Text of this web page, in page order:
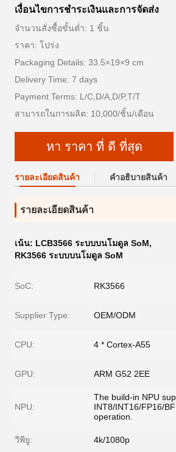
เงื่อนไขการชําระเงินและการจัดส่ง
จำนวนสั่งซื้อขั้นต่ำ: 1 ชิ้น
ราคา: โปร่ง
Packaging Details: 33.5×19×9 cm
Delivery Time: 7 days
Payment Terms: L/C,D/A,D/P,T/T
สามารถในการผลิต: 10,000/ชิ้น/เดือน
หา ราคา ที่ ดี ที่สุด
รายละเอียดสินค้า คําอธิบายสินค้า
รายละเอียดสินค้า
เน้น: LCB3566 ระบบบนโมดูล SoM,
RK3566 ระบบบนโมดูล SoM
SoC: RK3566
Supplier Type: OEM/ODM
CPU: 4 * Cortex-A55
GPU: ARM G52 2EE
NPU:
The build-in NPU
INT8/INT16/FP16/
operation.
วีพียู: 4k/1080p